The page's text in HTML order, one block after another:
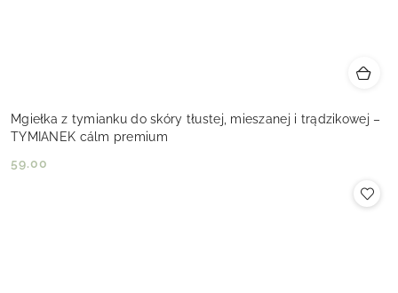
Mgiełka z tymianku do skóry tłustej, mieszanej i trądzikowej –
TYMIANEK cálm premium
Cena:
59.00